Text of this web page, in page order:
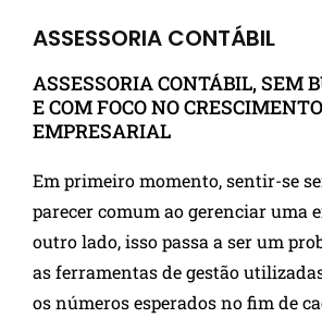
ASSESSORIA CONTÁBIL
ASSESSORIA CONTÁBIL, SEM
E COM FOCO NO CRESCIMENTO
EMPRESARIAL
Em primeiro momento, sentir-se
parecer comum ao gerenciar uma
outro lado, isso passa a ser um
as ferramentas de gestão
os números esperados no fim de